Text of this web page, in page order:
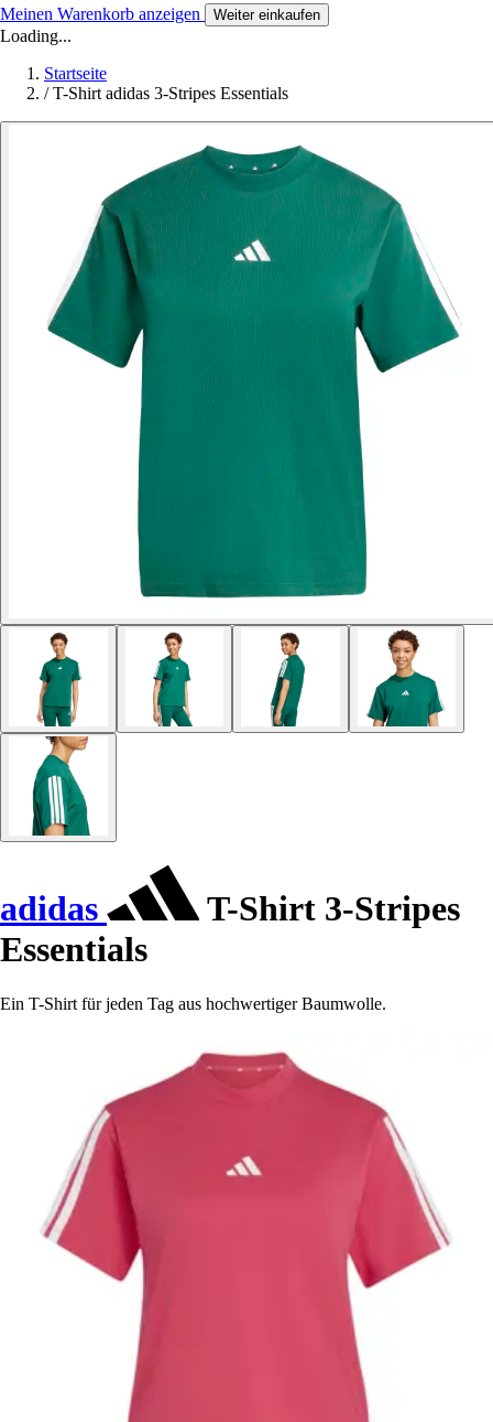
Meinen Warenkorb anzeigen Weiter einkaufen
Loading...
Startseite
/ T-Shirt adidas 3-Stripes Essentials
adidas
T-Shirt 3-Stripes
Essentials
Ein T-Shirt für jeden Tag aus hochwertiger Baumwolle.